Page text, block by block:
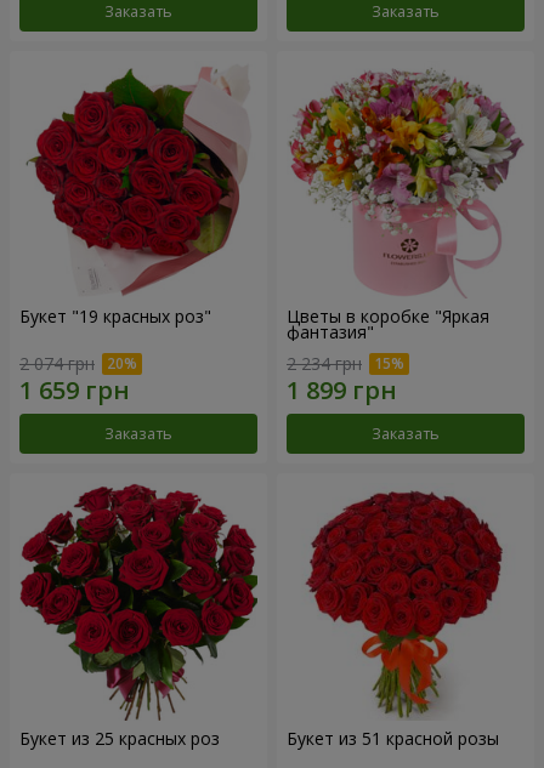
Заказать Заказать
Букет "19 красных роз"
2 074 грн
Заказать
Цветы в коробке "Яркая
фантазия"
2 234 грн
Заказать
Букет из 25 красных роз Букет из 51 красной розы